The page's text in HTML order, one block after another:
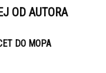
OD AUTORA
DO MOPA